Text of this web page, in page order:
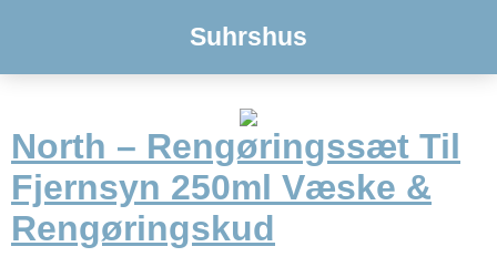
Suhrshus
North – Rengøringssæt Til
Fjernsyn 250ml Væske &
Rengøringskud